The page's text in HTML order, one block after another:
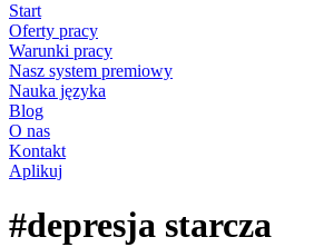
Start
Oferty pracy
Warunki pracy
Nasz system premiowy
Nauka języka
Blog
O nas
Kontakt
Aplikuj
#depresja starcza